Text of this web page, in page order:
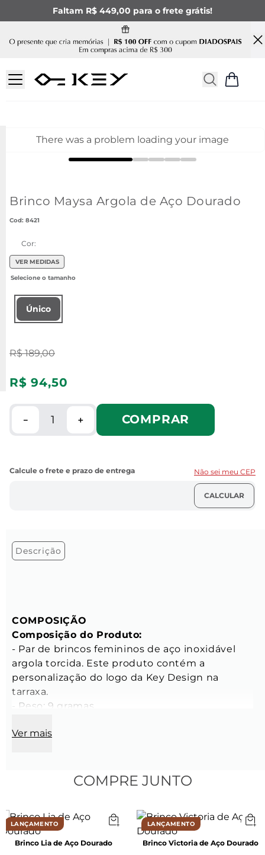
Faltam R$ 449,00 para o frete grátis!
There was a problem loading your image
Brinco Maysa Argola de Aço Dourado
: 8421
Cor:
VER MEDIDAS
Único
R$ 189,00
R$ 94,50
＋
－ COMPRAR
Não sei meu CEP
Descrição
COMPOSIÇÃO
Composição do Produto:
- Par de brincos femininos de aço inoxidável
argola torcida. Este produto contém a
personalização do logo da Key Design na
tarraxa.
- Peso: 9 gramas
- Banho: Produto banhado a ouro
Características dos Brincos:
- Cor: Dourado
- Material:  Aço inoxidável
- Modelo: Meia argola torcida
Ver mais
COMPRE JUNTO
LANÇAMENTO
Brinco Lia de Aço Dourado
LANÇAMENTO
Brinco Victoria de Aço Dourado